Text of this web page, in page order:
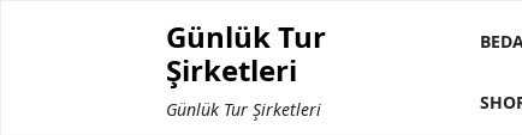
Günlük Tur
Şirketleri
Günlük Tur Şirketleri